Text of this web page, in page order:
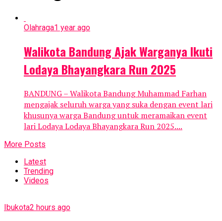
Olahraga1 year ago
Walikota Bandung Ajak Warganya Ikuti
Lodaya Bhayangkara Run 2025
BANDUNG – Walikota Bandung Muhammad Farhan
mengajak seluruh warga yang suka dengan event lari
khusunya warga Bandung untuk meramaikan event
lari Lodaya Lodaya Bhayangkara Run 2025....
More Posts
Latest
Trending
Videos
Ibukota2 hours ago